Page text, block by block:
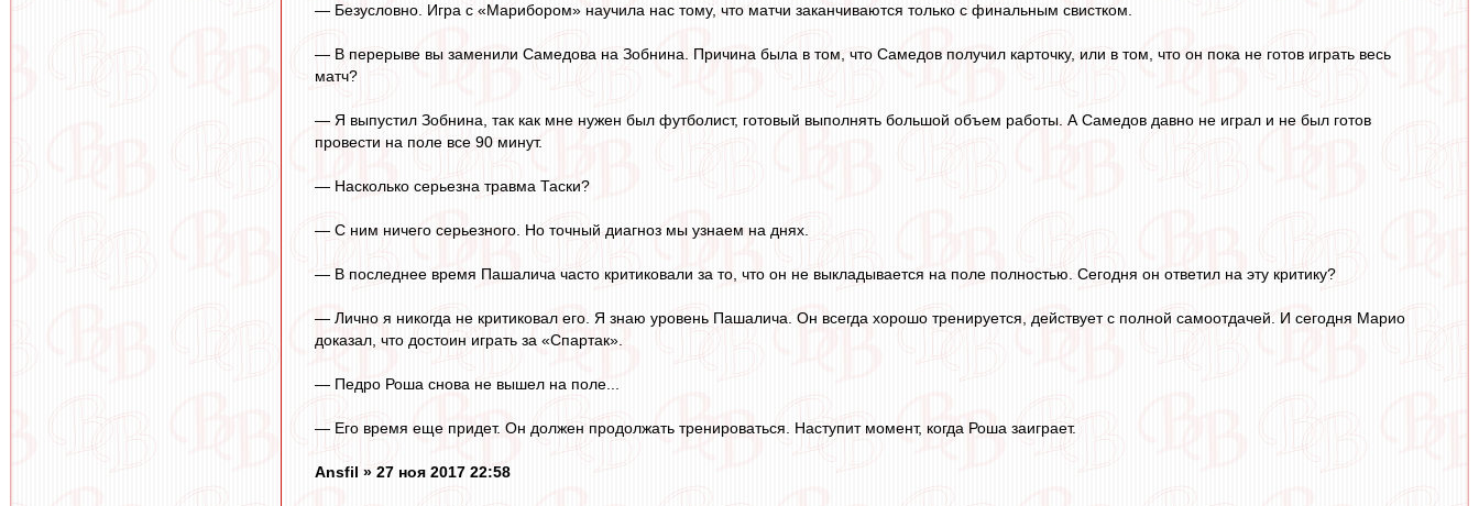
— Безусловно. Игра с «Марибором» научила нас тому, что матчи заканчиваются только с финальным свистком.
— В перерыве вы заменили Самедова на Зобнина. Причина была в том, что Самедов получил карточку, или в том, что он пока не готов играть весь
матч?
— Я выпустил Зобнина, так как мне нужен был футболист, готовый выполнять большой объем работы. А Самедов давно не играл и не был готов
провести на поле все 90 минут.
— Насколько серьезна травма Таски?
— С ним ничего серьезного. Но точный диагноз мы узнаем на днях.
— В последнее время Пашалича часто критиковали за то, что он не выкладывается на поле полностью. Сегодня он ответил на эту критику?
— Лично я никогда не критиковал его. Я знаю уровень Пашалича. Он всегда хорошо тренируется, действует с полной самоотдачей. И сегодня Марио
доказал, что достоин играть за «Спартак».
— Педро Роша снова не вышел на поле...
— Его время еще придет. Он должен продолжать тренироваться. Наступит момент, когда Роша заиграет.
Ansfil » 27 ноя 2017 22:58